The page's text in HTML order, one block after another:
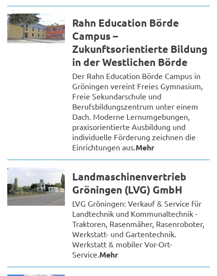
Rahn Education Börde
Campus –
Zukunftsorientierte Bildung
in der Westlichen Börde
Der Rahn Education Börde Campus in
Gröningen vereint Freies Gymnasium,
Freie Sekundarschule und
Berufsbildungszentrum unter einem
Dach. Moderne Lernumgebungen,
praxisorientierte Ausbildung und
individuelle Förderung zeichnen die
Einrichtungen aus. Mehr
Landmaschinenvertrieb
Gröningen (LVG) GmbH
LVG Gröningen: Verkauf & Service für
Landtechnik und Kommunaltechnik -
Traktoren, Rasenmäher, Rasenroboter,
Werkstatt- und Gartentechnik.
Werkstatt & mobiler Vor-Ort-
Service. Mehr